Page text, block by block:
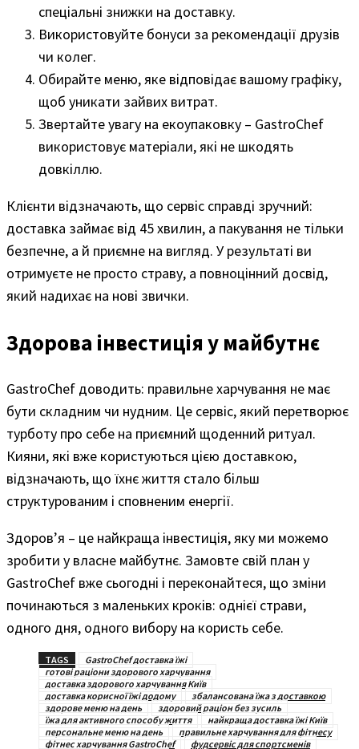
спеціальні знижки на доставку.
Використовуйте бонуси за рекомендації друзів
чи колег.
Обирайте меню, яке відповідає вашому графіку,
щоб уникати зайвих витрат.
Звертайте увагу на екоупаковку – GastroChef
використовує матеріали, які не шкодять
довкіллю.
Клієнти відзначають, що сервіс справді зручний:
доставка займає від 45 хвилин, а пакування не тільки
безпечне, а й приємне на вигляд. У результаті ви
отримуєте не просто страву, а повноцінний досвід,
який надихає на нові звички.
Здорова інвестиція у майбутнє
GastroChef доводить: правильне харчування не має
бути складним чи нудним. Це сервіс, який перетворює
турботу про себе на приємний щоденний ритуал.
Кияни, які вже користуються цією доставкою,
відзначають, що їхнє життя стало більш
структурованим і сповненим енергії.
Здоров’я – це найкраща інвестиція, яку ми можемо
зробити у власне майбутнє. Замовте свій план у
GastroChef вже сьогодні і переконайтеся, що зміни
починаються з маленьких кроків: однієї страви,
одного дня, одного вибору на користь себе.
TAGS
GastroChef доставка їжі
готові раціони здорового харчування
доставка здорового харчування Київ
доставка корисної їжі додому
збалансована їжа з доставкою
здорове меню на день
здоровий раціон без зусиль
їжа для активного способу життя
найкраща доставка їжі Київ
персональне меню на день
правильне харчування для фітнесу
фітнес харчування GastroChef
фудсервіс для спортсменів